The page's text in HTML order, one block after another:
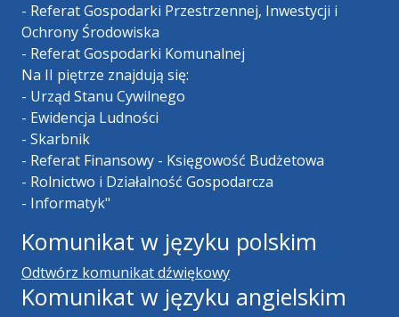
- Referat Gospodarki Przestrzennej, Inwestycji i
Ochrony Środowiska
- Referat Gospodarki Komunalnej
Na II piętrze znajdują się:
- Urząd Stanu Cywilnego
- Ewidencja Ludności
- Skarbnik
- Referat Finansowy - Księgowość Budżetowa
- Rolnictwo i Działalność Gospodarcza
- Informatyk"
Komunikat w języku polskim
Odtwórz komunikat dźwiękowy
Komunikat w języku angielskim